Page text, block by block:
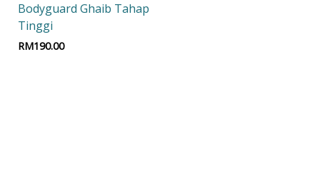
Bodyguard Ghaib Tahap
Tinggi
RM190.00